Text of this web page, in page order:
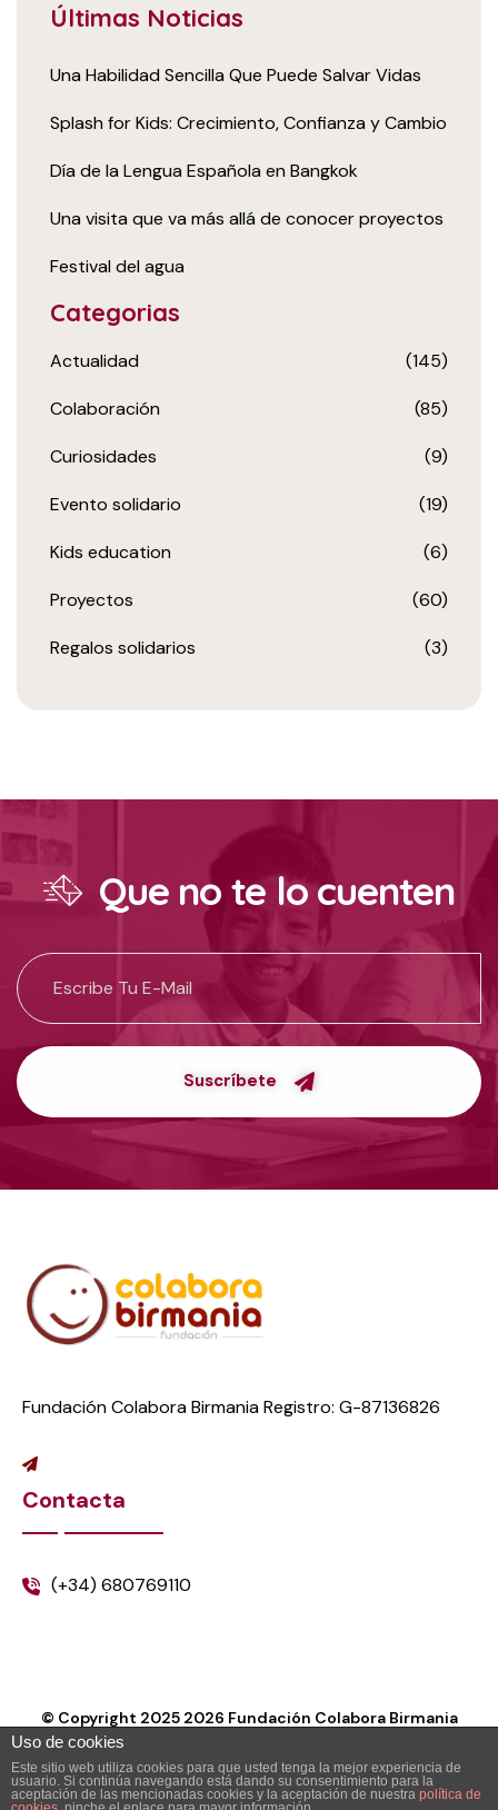
Últimas Noticias
Una Habilidad Sencilla Que Puede Salvar Vidas
Splash for Kids: Crecimiento, Confianza y Cambio
Día de la Lengua Española en Bangkok
Una visita que va más allá de conocer proyectos
Festival del agua
Categorias
Actualidad (145)
Colaboración (85)
Curiosidades (9)
Evento solidario (19)
Kids education (6)
Proyectos (60)
Regalos solidarios (3)
Que no te lo cuenten
Suscríbete
Fundación Colabora Birmania Registro: G-87136826
Contacta
(+34) 680769110
© Copyright 2025 2026 Fundación Colabora Birmania
Uso de cookies
Este sitio web utiliza cookies para que usted tenga la mejor experiencia de
usuario. Si continúa navegando está dando su consentimiento para la
aceptación de las mencionadas cookies y la aceptación de nuestra política de